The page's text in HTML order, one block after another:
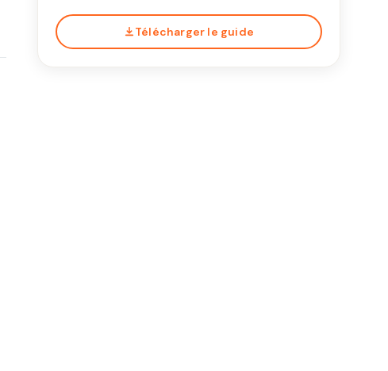
Télécharger le guide